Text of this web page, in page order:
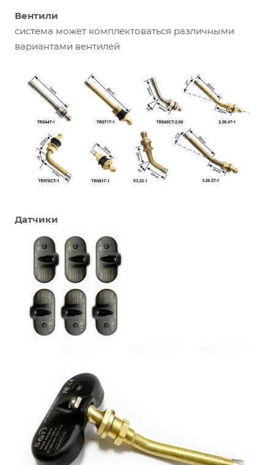
Вентили
система может комплектоваться различными
вариантами вентилей
Датчики